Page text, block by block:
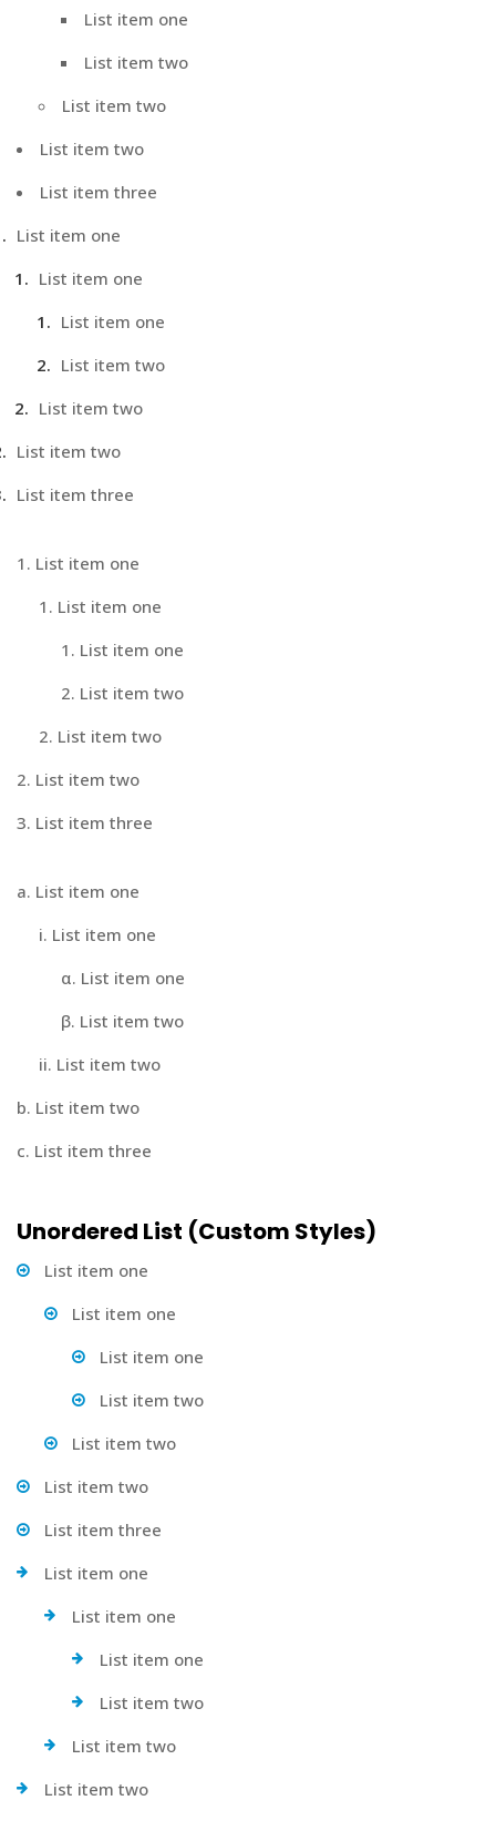
List item one
List item two
List item two
List item two
List item three
List item one
List item one
List item one
List item two
List item two
List item two
List item three
List item one
List item one
List item one
List item two
List item two
List item two
List item three
List item one
List item one
List item one
List item two
List item two
List item two
List item three
Unordered List (Custom Styles)
List item one
List item one
List item one
List item two
List item two
List item two
List item three
List item one
List item one
List item one
List item two
List item two
List item two